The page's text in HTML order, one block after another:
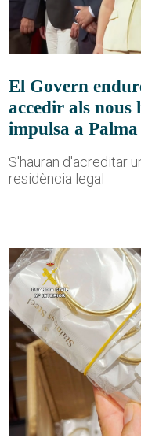
El Govern
accedir als nous
impulsa a Palma
S'hauran d'acreditar
residència legal